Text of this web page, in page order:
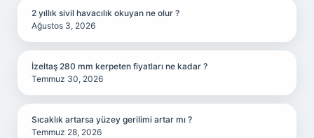
2 yıllık sivil havacılık okuyan ne olur ?
Ağustos 3, 2026
İzeltaş 280 mm kerpeten fiyatları ne kadar ?
Temmuz 30, 2026
Sıcaklık artarsa yüzey gerilimi artar mı ?
Temmuz 28, 2026